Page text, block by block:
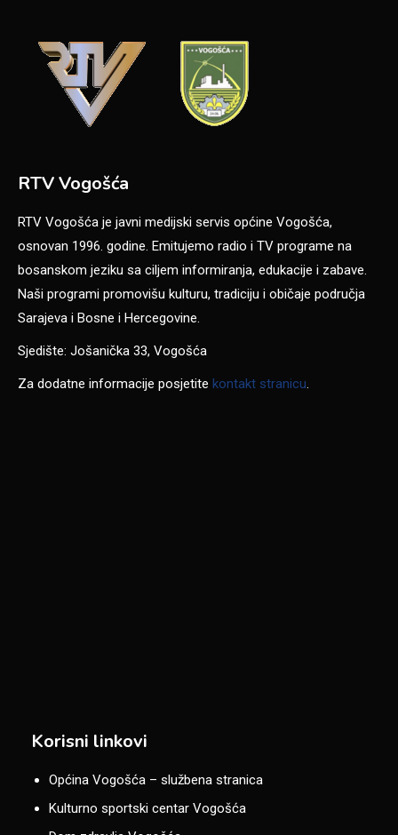
RTV Vogošća
RTV Vogošća je javni medijski servis općine Vogošća,
osnovan 1996. godine. Emitujemo radio i TV programe na
bosanskom jeziku sa ciljem informiranja, edukacije i zabave.
Naši programi promovišu kulturu, tradiciju i običaje područja
Sarajeva i Bosne i Hercegovine.
Sjedište: Jošanička 33, Vogošća
Za dodatne informacije posjetite kontakt stranicu
Korisni linkovi
Općina Vogošća – službena stranica
Kulturno sportski centar Vogošća